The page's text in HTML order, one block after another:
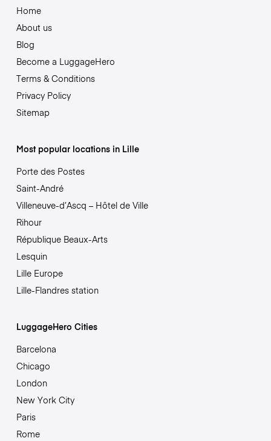
Home
About us
Blog
Become a LuggageHero
Terms & Conditions
Privacy Policy
Sitemap
Most popular locations in Lille
Porte des Postes
Saint-André
Villeneuve-d’Ascq – Hôtel de Ville
Rihour
République Beaux-Arts
Lesquin
Lille Europe
Lille-Flandres station
LuggageHero Cities
Barcelona
Chicago
London
New York City
Paris
Rome